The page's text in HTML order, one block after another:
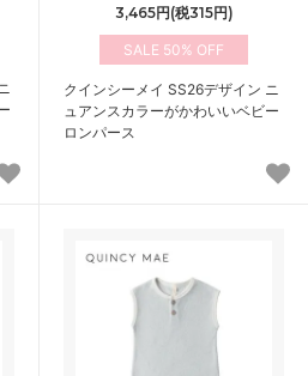
3,465円(税315円)
50%
クインシーメイ SS26デザイン ニ
ュアンスカラーがかわいいベビー
ロンパース